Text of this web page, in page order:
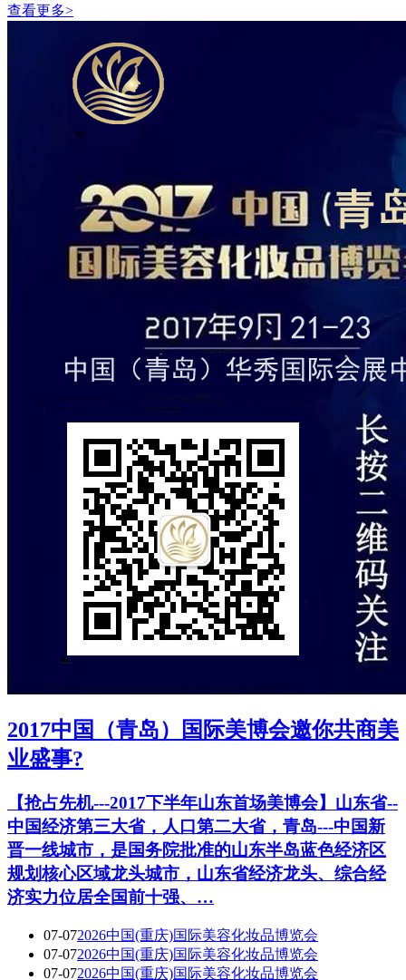
查看更多>
2017中国（青岛）国际美博会邀你共商美
业盛事?
【抢占先机---2017下半年山东首场美博会】山东省--
中国经济第三大省，人口第二大省，青岛---中国新
晋一线城市，是国务院批准的山东半岛蓝色经济区
规划核心区域龙头城市，山东省经济龙头、综合经
济实力位居全国前十强、…
07-072026中国(重庆)国际美容化妆品博览会
07-072026中国(重庆)国际美容化妆品博览会
07-072026中国(重庆)国际美容化妆品博览会